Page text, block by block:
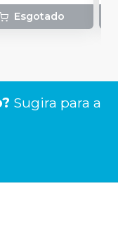
Esgotado
Sugira para a